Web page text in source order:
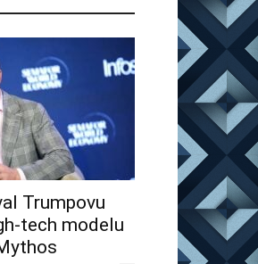
Trumpovu
tech modelu